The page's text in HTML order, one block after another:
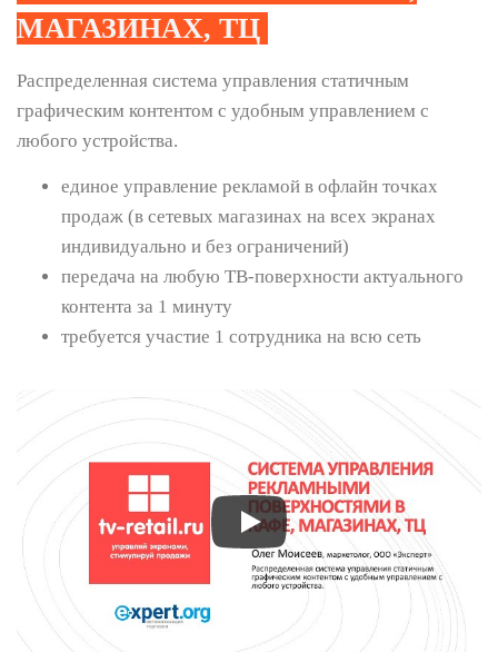
МАГАЗИНАХ, ТЦ
Распределенная система управления статичным
графическим контентом с удобным управлением с
любого устройства.
единое управление рекламой в офлайн точках
продаж (в сетевых магазинах на всех экранах
индивидуально и без ограничений)
передача на любую ТВ-поверхности актуального
контента за 1 минуту
требуется участие 1 сотрудника на всю сеть